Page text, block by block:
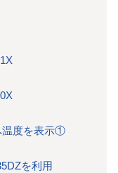
温度を表示①
を利用